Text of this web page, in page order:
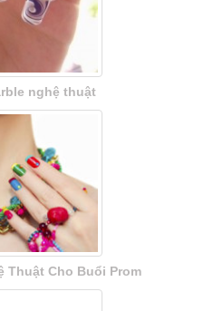
nghệ thuật
Thuật Cho Buổi Prom